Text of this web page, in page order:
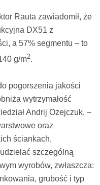
Rauta zawiadomił, że
DX51 z
a 57% segmentu – to
g/m2.
pogorszenia jakości
wytrzymałość
Andrij Ozejczuk. –
oraz
ściankach,
szczególną
wyrobów, zwłaszcza:
grubość i typ